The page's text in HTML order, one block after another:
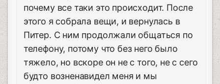
почему все таки это происходит. После
этого я собрала вещи, и вернулась в
Питер. С ним продолжали общаться по
телефону, потому что без него было
тяжело, но вскоре он не с того, не с сего
будто возненавидел меня и мы